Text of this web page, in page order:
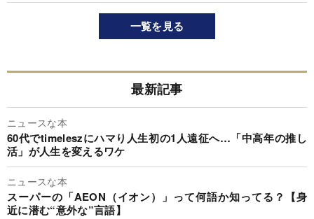
一覧を見る
最新記事
ニュースな本
60代でtimeleszにハマり人生初の1人遠征へ…「中高年の推し
活」が人生を変えるワケ
ニュースな本
スーパーの「AEON（イオン）」って何語か知ってる？【身
近に潜む“意外な”言語】